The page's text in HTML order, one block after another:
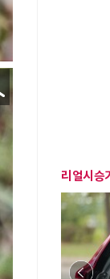
리얼시승기